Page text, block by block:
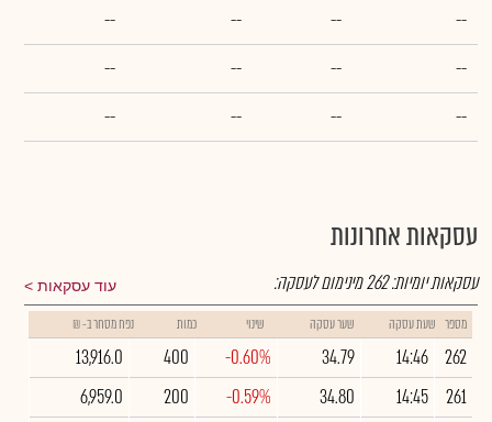
--
--
--
--
--
--
--
--
--
--
--
--
עסקאות אחרונות
עוד עסקאות עסקאות יומיות:262מינימום לעסקה:
מספר שעת עסקה שער עסקה שינוי כמות נפח מסחר ב- ₪
262
14:46
34.79
-0.60%
400
13,916.0
261
14:45
34.80
-0.59%
200
6,959.0